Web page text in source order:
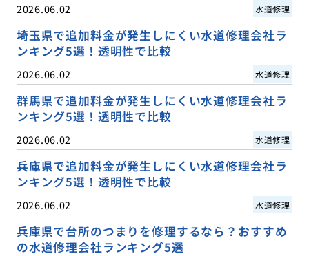
2026.06.02 水道修理
埼玉県で追加料金が発生しにくい水道修理会社ラ
ンキング5選！透明性で比較
2026.06.02 水道修理
群馬県で追加料金が発生しにくい水道修理会社ラ
ンキング5選！透明性で比較
2026.06.02 水道修理
兵庫県で追加料金が発生しにくい水道修理会社ラ
ンキング5選！透明性で比較
2026.06.02 水道修理
兵庫県で台所のつまりを修理するなら？おすすめ
の水道修理会社ランキング5選